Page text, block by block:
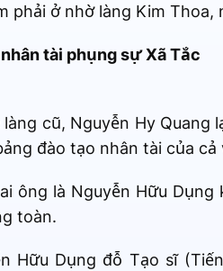
phải ở nhờ làng Kim
tài phụng sự Xã Tắc
làng cũ, Nguyễn Hy
đào tạo nhân tài của
ông là Nguyễn Hữu
toàn.
Hữu Dụng đỗ Tạo sĩ